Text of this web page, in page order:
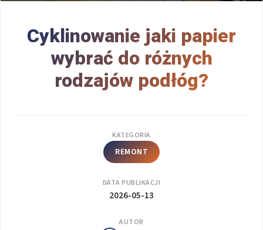
Cyklinowanie jaki papier
wybrać do różnych
rodzajów podłóg?
KATEGORIA
REMONT
DATA PUBLIKACJI
2026-05-13
AUTOR